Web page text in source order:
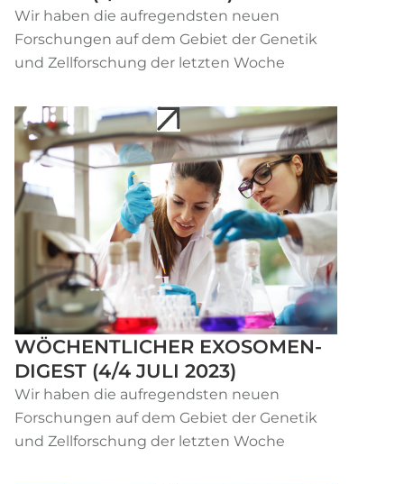
Wir haben die aufregendsten neuen
Forschungen auf dem Gebiet der Genetik
und Zellforschung der letzten Woche
WÖCHENTLICHER EXOSOMEN-
DIGEST (4/4 JULI 2023)
Wir haben die aufregendsten neuen
Forschungen auf dem Gebiet der Genetik
und Zellforschung der letzten Woche